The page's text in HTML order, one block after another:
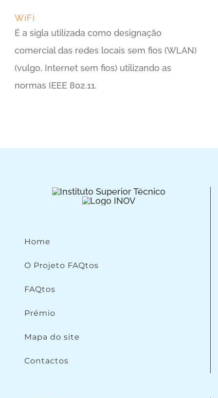
WiFi
É a sigla utilizada como designação
comercial das redes locais sem fios (WLAN)
(vulgo, Internet sem fios) utilizando as
normas IEEE 802.11.
Home
O Projeto FAQtos
FAQtos
Prémio
Mapa do site
Contactos